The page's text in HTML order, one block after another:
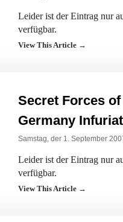
Leider ist der Eintrag nur
verfügbar.
View This Article →
Secret Forces
Germany
Samstag, der 1. September
Leider ist der Eintrag nur
verfügbar.
View This Article →